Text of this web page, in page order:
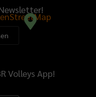
Volleys App!